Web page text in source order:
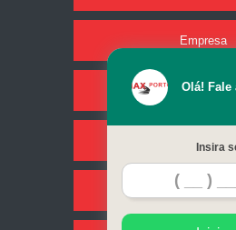
Empresa
Missão
Serviços
Contato
Olá! Fale
Insira